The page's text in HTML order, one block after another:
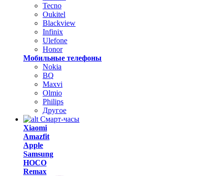
Tecno
Oukitel
Blackview
Infinix
Ulefone
Honor
Мобильные телефоны
Nokia
BQ
Maxvi
Olmio
Philips
Другое
Смарт-часы
Xiaomi
Amazfit
Apple
Samsung
HOCO
Remax